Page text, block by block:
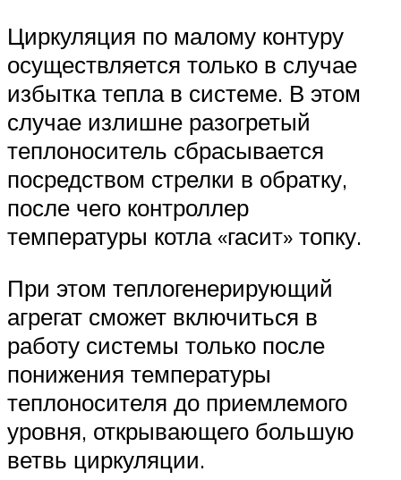
Циркуляция по малому контуру
осуществляется только в случае
избытка тепла в системе. В этом
случае излишне разогретый
теплоноситель сбрасывается
посредством стрелки в обратку,
после чего контроллер
температуры котла «гасит» топку.
При этом теплогенерирующий
агрегат сможет включиться в
работу системы только после
понижения температуры
теплоносителя до приемлемого
уровня, открывающего большую
ветвь циркуляции.